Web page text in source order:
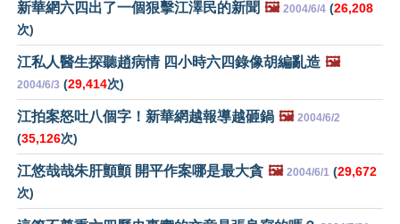
新華網六四出了一個狠擊江澤民的新聞 🖼️ 2004/6/4 (26,208
次)
江私人醫生探聽趙病情 四小時六四錄像胡編亂造 🖼️
2004/6/3 (29,414次)
江拍案怒吐八個字！新華網越報導越砸鍋 🖼️ 2004/6/2
(35,126次)
江悠哉哉朱肝顫顫 開平作案哪是最大貪 🖼️ 2004/6/1 (29,672
次)